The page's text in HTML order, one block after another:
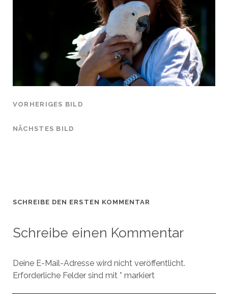
VORHERIGES BILD
NÄCHSTES BILD
SCHREIBE DEN ERSTEN KOMMENTAR
Schreibe einen Kommentar
Deine E-Mail-Adresse wird nicht veröffentlicht.
Erforderliche Felder sind mit * markiert